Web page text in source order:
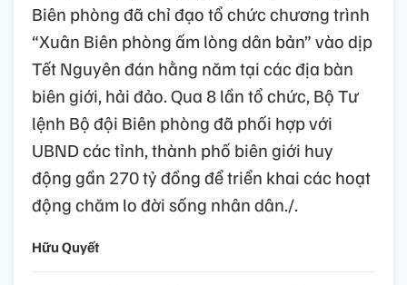
Biên phòng đã chỉ đạo tổ chức chương trình
“Xuân Biên phòng ấm lòng dân bản” vào dịp
Tết Nguyên đán hằng năm tại các địa bàn
biên giới, hải đảo. Qua 8 lần tổ chức, Bộ Tư
lệnh Bộ đội Biên phòng đã phối hợp với
UBND các tỉnh, thành phố biên giới huy
động gần 270 tỷ đồng để triển khai các hoạt
động chăm lo đời sống nhân dân./.
Hữu Quyết